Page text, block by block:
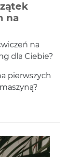
na
na
dla Ciebie?
pier­wszych
przygody z